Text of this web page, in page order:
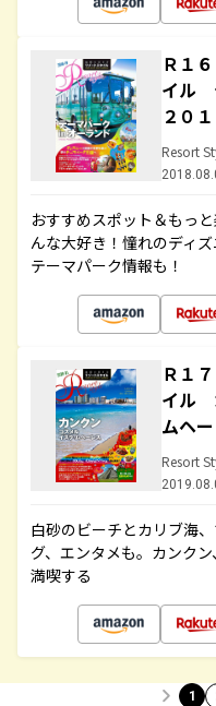
Ｒ１
イル
２０
Resort
おすすめスポット＆もっ
んな大好き！憧れのディ
テーマパーク情報も！
Ｒ１
イル
ムヘ
Resort
白砂のビーチとカリブ海
グ、エンタメも。カンク
満喫する
1